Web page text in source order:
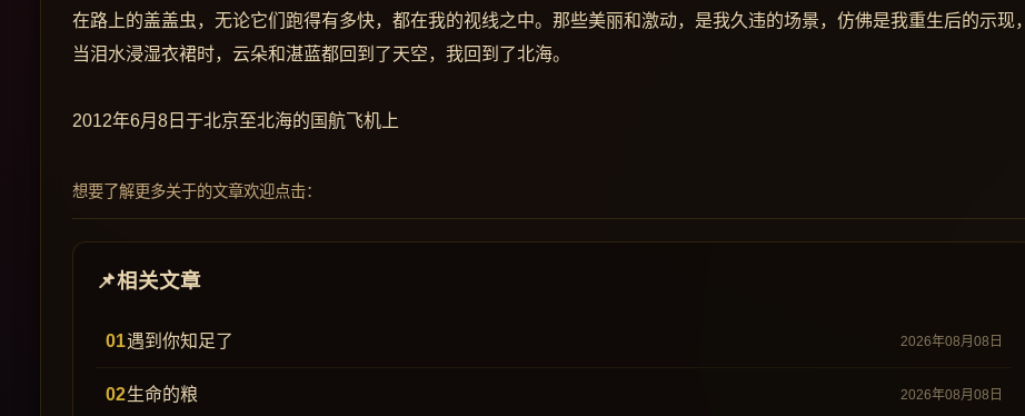
在路上的盖盖虫，无论它们跑得有多快，都在我的视线之中。那些美丽和激动，是我久违的场景，仿佛是我重生后的示现，
当泪水浸湿衣裙时，云朵和湛蓝都回到了天空，我回到了北海。
2012年6月8日于北京至北海的国航飞机上
想要了解更多关于的文章欢迎点击：
相关文章
遇到你知足了 2026年08月08日
生命的粮 2026年08月08日